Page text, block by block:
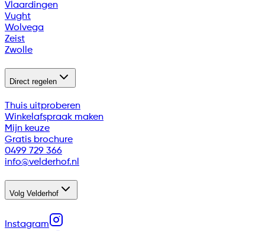
Vlaardingen
Vught
Wolvega
Zeist
Zwolle
Direct regelen
Thuis uitproberen
Winkelafspraak maken
Mijn keuze
Gratis brochure
0499 729 366
info@velderhof.nl
Volg Velderhof
Instagram